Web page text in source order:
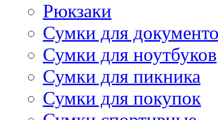
Рюкзаки
Сумки для
Сумки для ноутбуков
Сумки для пикника
Сумки для покупок